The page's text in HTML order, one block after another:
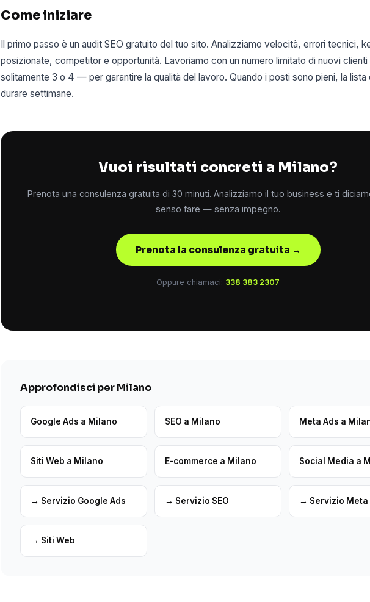
Come iniziare
Il primo passo è un audit SEO gratuito del tuo sito. Analizziamo velocità, errori tecnici,
posizionate, competitor e opportunità. Lavoriamo con un numero limitato di nuovi
solitamente 3 o 4 — per garantire la qualità del lavoro. Quando i posti sono pieni, la
durare settimane.
Vuoi risultati concreti a Milano?
Prenota una consulenza gratuita di 30 minuti. Analizziamo il tuo business e ti
senso fare — senza impegno.
Prenota la consulenza gratuita →
Oppure chiamaci: 338 383 2307
Approfondisci per Milano
Google Ads a Milano SEO a Milano Meta Ads a
Siti Web a Milano E-commerce a Milano Social Media a
→ Servizio Google Ads → Servizio SEO → Servizio Meta
→ Siti Web